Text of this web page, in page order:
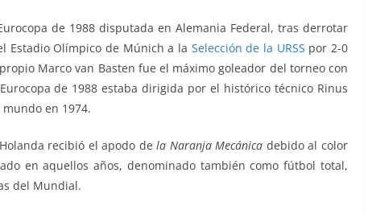
de 1988 disputada en Alemania Federal, tras derrotar
Estadio Olímpico de Múnich a la Selección de la URSS por 2-0
Marco van Basten fue el máximo goleador del torneo con
de 1988 estaba dirigida por el histórico técnico Rinus
en 1974.
recibió el apodo dela Naranja Mecánica debido al color
en aquellos años, denominado también como fútbol total,​
del Mundial.